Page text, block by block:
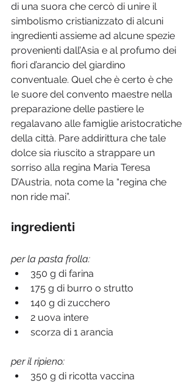
di una suora che cercò di unire il
simbolismo cristianizzato di alcuni
ingredienti assieme ad alcune spezie
provenienti dall’Asia e al profumo dei
fiori d’arancio del giardino
conventuale. Quel che è certo è che
le suore del convento maestre nella
preparazione delle pastiere le
regalavano alle famiglie aristocratiche
della città. Pare addirittura che tale
dolce sia riuscito a strappare un
sorriso alla regina Maria Teresa
D’Austria, nota come la “regina che
non ride mai”.
ingredienti
per la pasta frolla:
350 g di farina
175 g di burro o strutto
140 g di zucchero
2 uova intere
scorza di 1 arancia
per il ripieno:
350 g di ricotta vaccina